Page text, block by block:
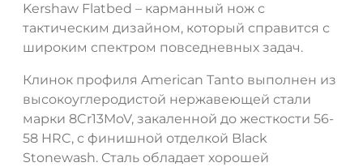
Kershaw Flatbed – карманный нож с
тактическим дизайном, который справится с
широким спектром повседневных задач.
Клинок профиля American Tanto выполнен из
высокоуглеродистой нержавеющей стали
марки 8Cr13MoV, закаленной до жесткости 56-
58 HRC, с финишной отделкой Black
Stonewash. Сталь обладает хорошей